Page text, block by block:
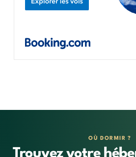
OÙ DORMIR ?
Trouvez votre